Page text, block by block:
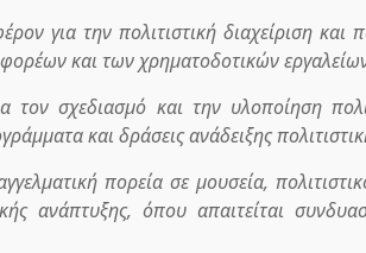
για την πολιτιστική διαχείριση και
και των χρηματοδοτικών
τον σχεδιασμό και την υλοποίηση
και δράσεις ανάδειξης
πορεία σε μουσεία,
ανάπτυξης, όπου απαιτείται